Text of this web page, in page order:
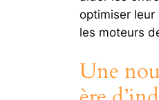
optimiser
les moteurs
Une